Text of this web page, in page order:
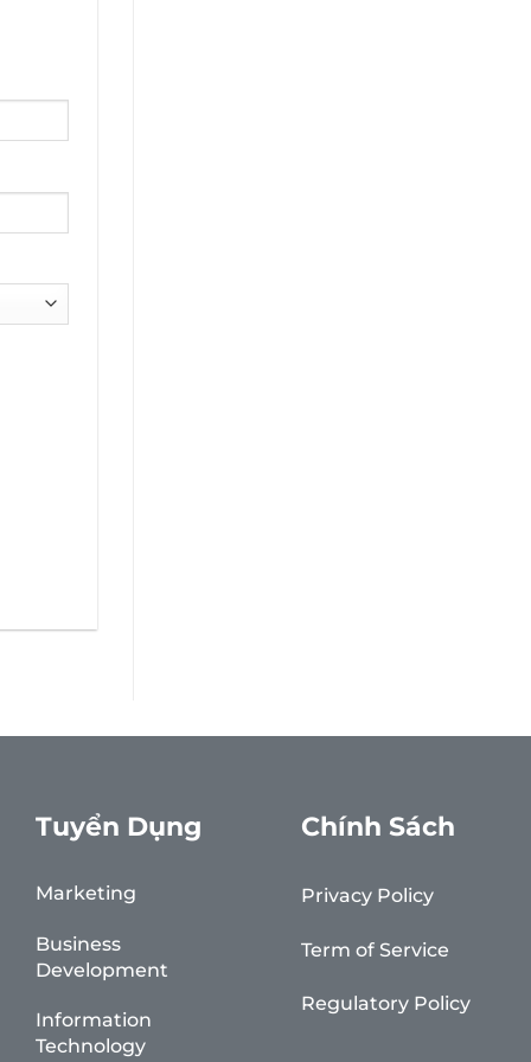
Tuyển Dụng
Marketing
Business
Development
Information
Technology
Chính Sách
Privacy Policy
Term of Service
Regulatory Policy